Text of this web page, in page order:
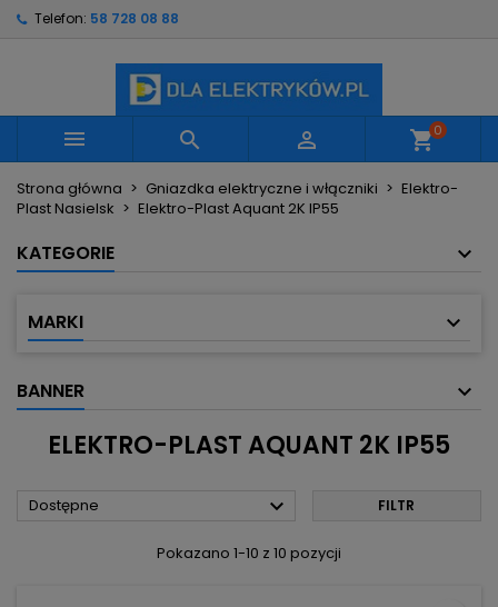
Telefon: 58 728 08 88
   shopping_cart0
Strona główna Gniazdka elektryczne i włączniki
Elektro-
Plast Nasielsk
Elektro-Plast Aquant 2K IP55
KATEGORIE
MARKI
BANNER
ELEKTRO-PLAST AQUANT 2K IP55
Dostępne  FILTR
Pokazano 1-10 z 10 pozycji
Utwórz nową listę
((confirmMessage))
Nazwa listy życzeń
Anuluj Utwórz listę życzeń
Musisz być zalogowany by zapisać produkty na
swojej liście życzeń.
Anuluj Zaloguj się